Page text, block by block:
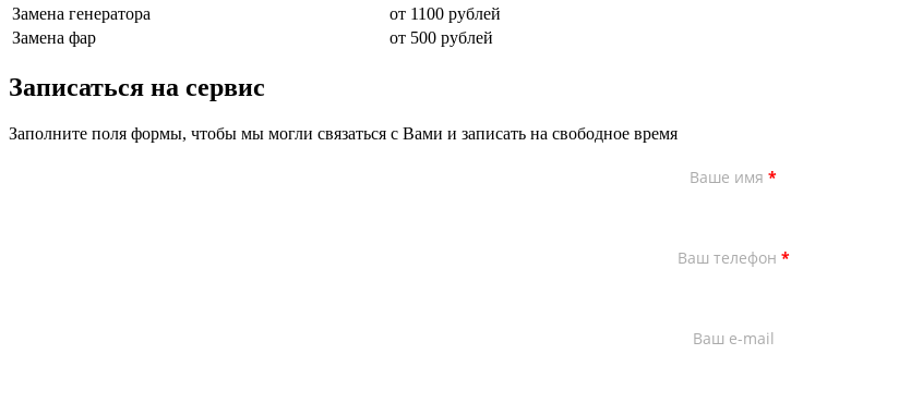
Замена генератора
от 1100 рублей
Замена фар
от 500 рублей
Записаться на сервис
Заполните поля формы, чтобы мы могли связаться с Вами и записать на свободное время
Ваше имя *
Ваш телефон *
Ваш e-mail